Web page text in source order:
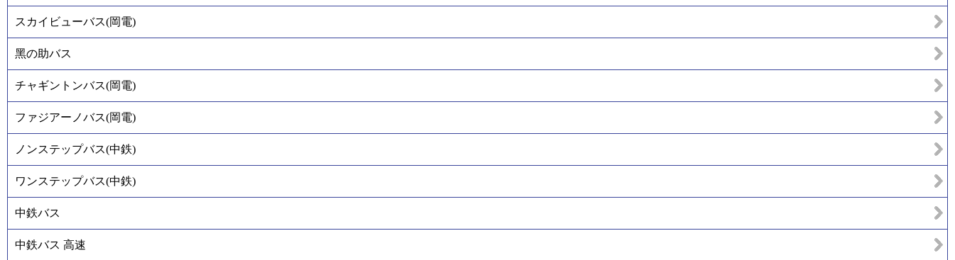
スカイビューバス(岡電)
黑の助バス
チャギントンバス(岡電)
ファジアーノバス(岡電)
ノンステップバス(中鉄)
ワンステップバス(中鉄)
中鉄バス
中鉄バス 高速